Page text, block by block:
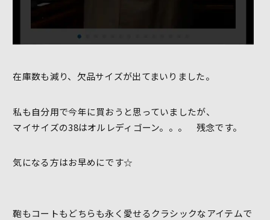
在庫数も減り、欠品サイズが出てまいりました。
私も自分用で今年に買おうと思っていましたが、
マイサイズの38はオルレディゴーン。。。 残念です。
気になる方はお早めにです☆
鞄もコートもどちらも永く愛せるクラシックなアイテムで